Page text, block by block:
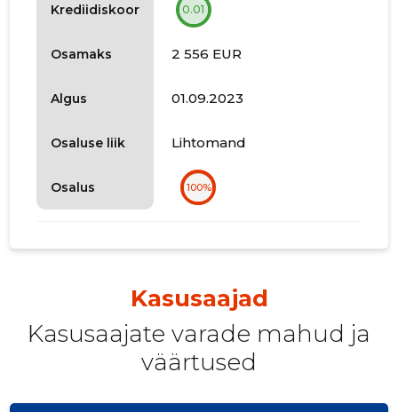
Krediidiskoor
Osamaks
Algus
Osaluse liik
Osalus
0.01
2 556 EUR
01.09.2023
Lihtomand
100%
Kasusaajad
Kasusaajate varade mahud ja
väärtused